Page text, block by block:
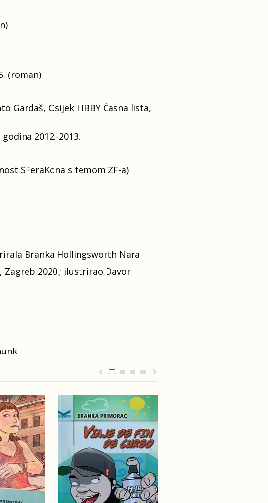
(roman)
Gardaš, Osijek i IBBY Časna lista,
2012.-2013.
SFeraKona s temom ZF-a)
Branka Hollingsworth Nara
2020.; ilustrirao Davor